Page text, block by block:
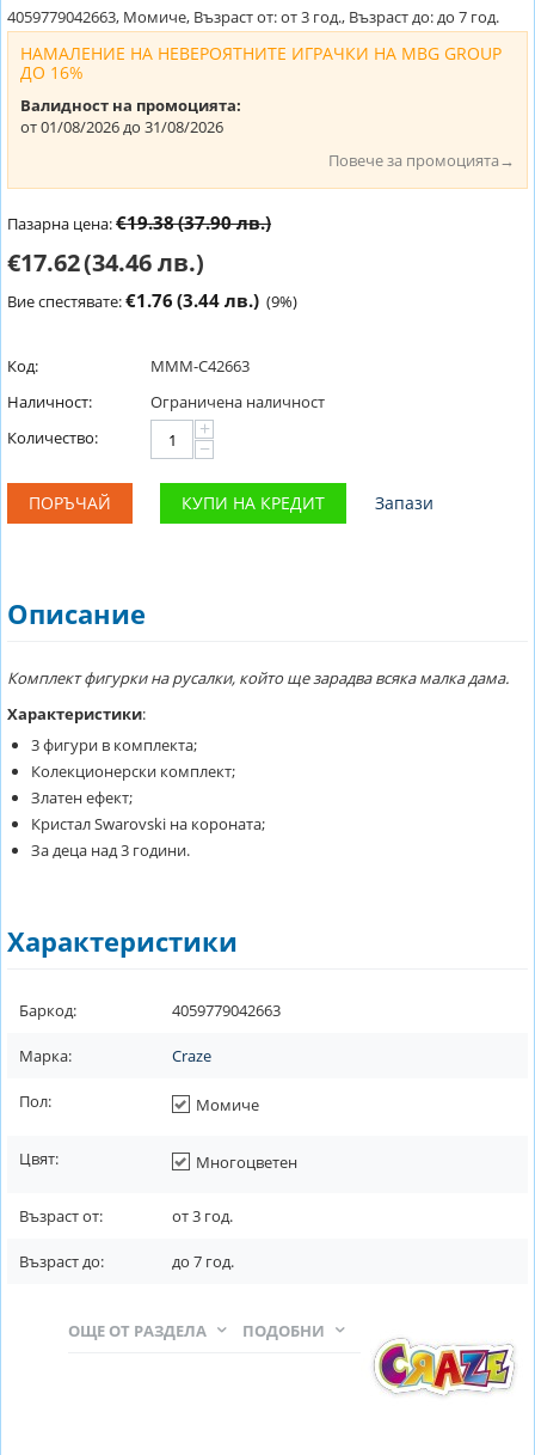
4059779042663, Момиче, Възраст от: от 3 год., Възраст до: до 7 год.
НАМАЛЕНИЕ НА НЕВЕРОЯТНИТЕ ИГРАЧКИ НА MBG GROUP
ДО 16%
Валидност на промоцията:
от 01/08/2026 до 31/08/2026
Повече за промоцията→
Пазарна цена:€19.38(37.90 лв.)
€17.62(34.46 лв.)
Вие спестявате:€1.76 (3.44 лв.) (9%)
Код:
MMM-C42663
Наличност:
Ограничена наличност
Количество:
+
−
ПОРЪЧАЙ КУПИ НА КРЕДИТ Запази
Описание
Комплект фигурки на русалки, който ще зарадва всяка малка дама.
Характеристики:
3 фигури в комплекта;
Колекционерски комплект;
Златен ефект;
Кристал Swarovski на короната;
За деца над 3 години.
Характеристики
Баркод: 4059779042663
Марка: Craze
Пол: Момиче
Цвят: Многоцветен
Възраст от: от3 год.
Възраст до: до 7 год.
ПОДОБНИ
ОЩЕ ОТ РАЗДЕЛА